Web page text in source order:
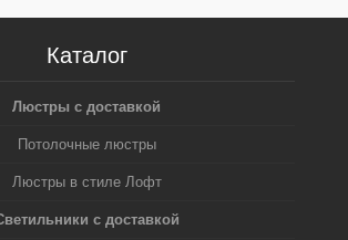
Каталог
Люстры с доставкой
Потолочные люстры
Люстры в стиле Лофт
с доставкой